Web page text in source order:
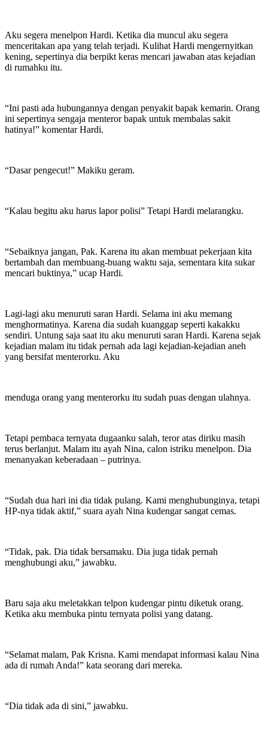
Aku segera menelpon Hardi. Ketika dia muncul aku segera
menceritakan apa yang telah terjadi. Kulihat Hardi mengernyitkan
kening, sepertinya dia berpikt keras mencari jawaban atas kejadian
di rumahku itu.
“Ini pasti ada hubungannya dengan penyakit bapak kemarin. Orang
ini sepertinya sengaja menteror bapak untuk membalas sakit
hatinya!” komentar Hardi.
“Dasar pengecut!” Makiku geram.
“Kalau begitu aku harus lapor polisi” Tetapi Hardi melarangku.
“Sebaiknya jangan, Pak. Karena itu akan membuat pekerjaan kita
bertambah dan membuang-buang waktu saja, sementara kita sukar
mencari buktinya,” ucap Hardi.
Lagi-lagi aku menuruti saran Hardi. Selama ini aku memang
menghormatinya. Karena dia sudah kuanggap seperti kakakku
sendiri. Untung saja saat itu aku menuruti saran Hardi. Karena sejak
kejadian malam itu tidak pernah ada lagi kejadian-kejadian aneh
yang bersifat menterorku. Aku
menduga orang yang menterorku itu sudah puas dengan ulahnya.
Tetapi pembaca ternyata dugaanku salah, teror atas diriku masih
terus berlanjut. Malam itu ayah Nina, calon istriku menelpon. Dia
menanyakan keberadaan – putrinya.
“Sudah dua hari ini dia tidak pulang. Kami menghubunginya, tetapi
HP-nya tidak aktif,” suara ayah Nina kudengar sangat cemas.
“Tidak, pak. Dia tidak bersamaku. Dia juga tidak pernah
menghubungi aku,” jawabku.
Baru saja aku meletakkan telpon kudengar pintu diketuk orang.
Ketika aku membuka pintu ternyata polisi yang datang.
“Selamat malam, Pak Krisna. Kami mendapat informasi kalau Nina
ada di rumah Anda!” kata seorang dari mereka.
“Dia tidak ada di sini,” jawabku.